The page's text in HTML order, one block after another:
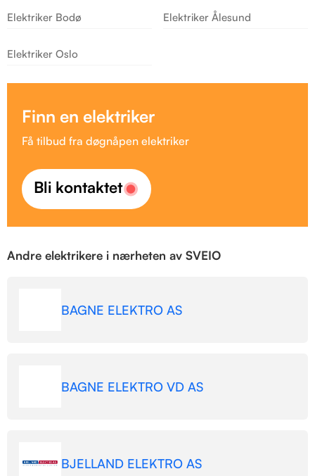
Elektriker Bodø Elektriker Ålesund
Elektriker Oslo
Finn en elektriker
Få tilbud fra døgnåpen elektriker
Bli kontaktet
Andre elektrikere i nærheten av SVEIO
BAGNE ELEKTRO AS
BAGNE ELEKTRO VD AS
BJELLAND ELEKTRO AS